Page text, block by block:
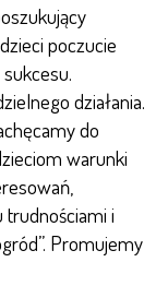
poczucie
działania.
do
warunki
i
Promujemy